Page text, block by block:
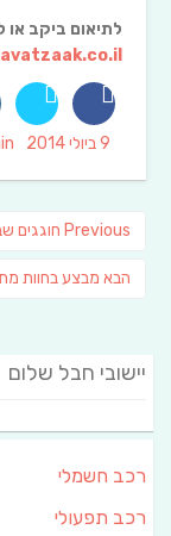
לתיאום ביקב או
Posted
9 ביולי 2014
Previous חוגגים
הבא פוסט
מבצע בחוות
יישובי חבל שלום
רכב חשמלי
רכב תפעולי